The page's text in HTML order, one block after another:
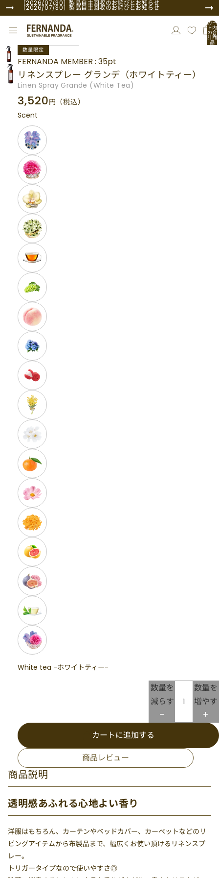
［2026/07/30］製品自主回収のお詫びとお知らせ
［2026/07/30］製品自主回収のお詫びとお知らせ
カー
ト内
の合
計商
品
数:
商品情報にスキップ
リネンスプレー グランデ（ホワイトティー）
Linen Spray Grande (White Tea)
数量限定
3,520円 （税込）
FERNANDA MEMBER : 35pt
Scent
White tea -ホワイトティー-
数量を
減らす
数量を
増やす
カートに追加する
商品レビュー
商品説明
透明感あふれる心地よい香り
洋服はもちろん、カーテンやベッドカバー、カーペットなどのリ
ビングアイテムから布製品まで、幅広くお使い頂けるリネンスプ
レー。
トリガータイプなので使いやすさ◎